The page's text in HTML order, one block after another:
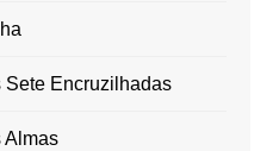
Sete Encruzilhadas
Almas